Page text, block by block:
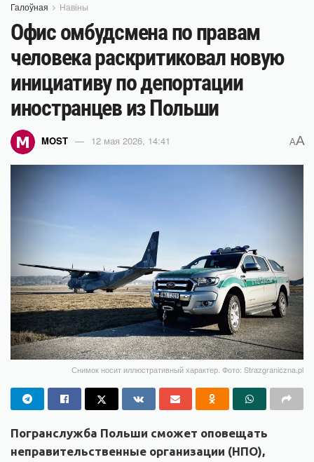
Галоўная Навіны
Офис омбудсмена по правам
человека раскритиковал новую
инициативу по депортации
иностранцев из Польши
MOST 12 мая 2026, 14:41 AA
Снимок носит иллюстративный характер. Фото: Strazgraniczna.pl
Погранслужба Польши сможет оповещать
неправительственные организации (НПО),